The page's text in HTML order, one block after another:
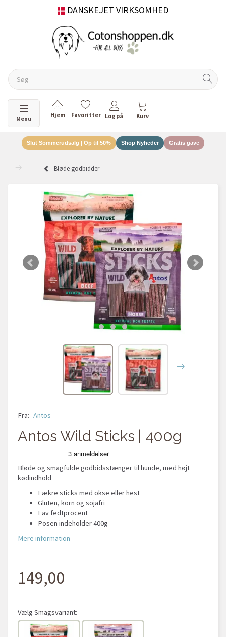
DANSKEJET VIRKSOMHED
Skifte navigation
Menu
Slut Sommerudsalg | Op til 50% Shop Nyheder Gratis gave
Bløde godbidder
Fra: Antos
Antos Wild Sticks | 400g
Bløde og smagfulde godbidsstænger til hunde, med højt
kødindhold
Lækre sticks med okse eller hest
Gluten, korn og sojafri
Lav fedtprocent
Posen indeholder 400g
Mere information
149,00
Vælg Smagsvariant: